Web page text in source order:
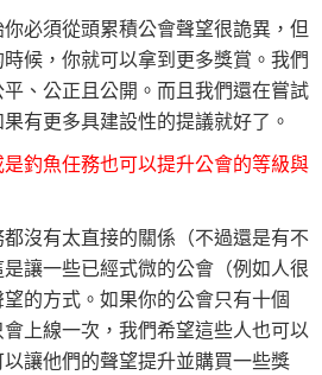
必須從頭累積公會聲望很詭異，但
候，你就可以拿到更多獎賞。我們
、公正且公開。而且我們還在嘗試
有更多具建設性的提議就好了。
釣魚任務也可以提升公會的等級與
沒有太直接的關係（不過還是有不
讓一些已經式微的公會（例如人很
的方式。如果你的公會只有十個
上線一次，我們希望這些人也可以
讓他們的聲望提升並購買一些獎